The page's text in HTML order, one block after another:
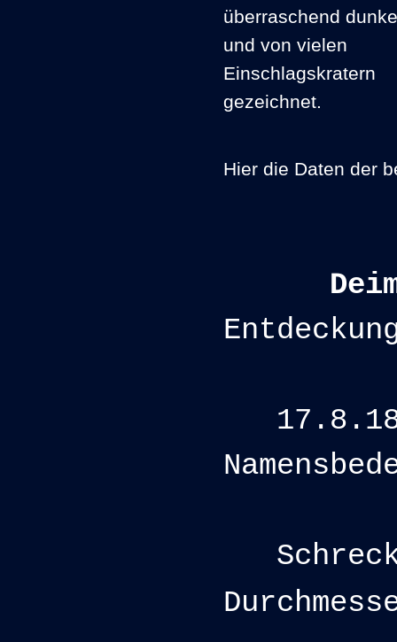
überraschend
und von vielen
Einschlagskratern
gezeichnet.
Hier die Daten der